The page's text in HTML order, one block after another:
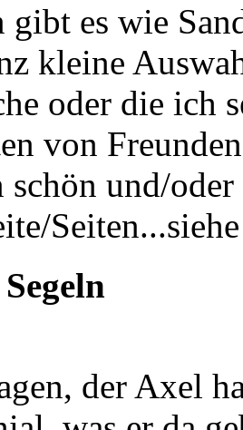
es wie
kleine
oder die
von
schön und/
der Axel